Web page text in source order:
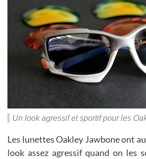
Un look agressif et sportif pour les
Les lunettes Oakley Jawbone ont
look assez agressif quand on les